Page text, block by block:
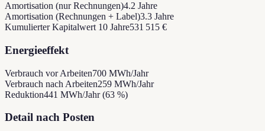
Amortisation (nur Rechnungen)4.2 Jahre
Amortisation (Rechnungen + Label)3.3 Jahre
Kumulierter Kapitalwert 10 Jahre531 515 €
Energieeffekt
Verbrauch vor Arbeiten700 MWh/Jahr
Verbrauch nach Arbeiten259 MWh/Jahr
Reduktion441 MWh/Jahr (63 %)
Detail nach Posten